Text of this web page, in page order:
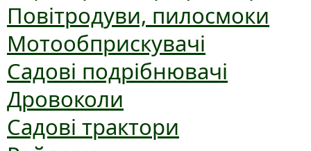
Повітродуви, пилосмоки
Мотообприскувачі
Садові подрібнювачі
Дровоколи
Садові трактори